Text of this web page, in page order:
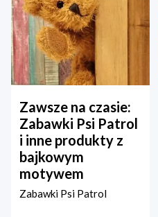
Zawsze na czasie:
Zabawki Psi Patrol
i inne produkty z
bajkowym
motywem
Zabawki Psi Patrol